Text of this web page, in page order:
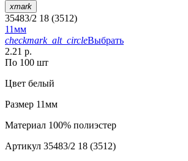
xmark
35483/2 18 (3512)
11мм
checkmark_alt_circleВыбрать
2.21 р.
По 100 шт
Цвет белый
Размер 11мм
Материал 100% полиэстер
Артикул 35483/2 18 (3512)